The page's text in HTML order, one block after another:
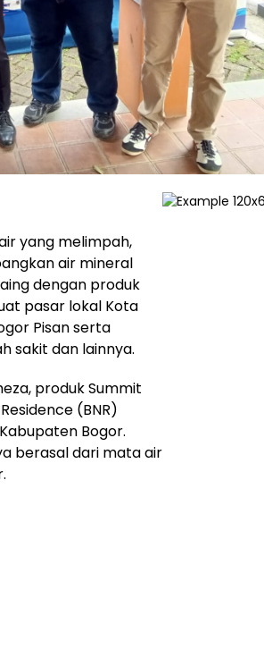
yang melimpah,
air mineral
dengan produk
pasar lokal Kota
Pisan serta
sakit dan lainnya.
produk Summit
(BNR)
Bogor.
berasal dari mata air